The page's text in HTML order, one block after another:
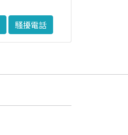
騷擾電話